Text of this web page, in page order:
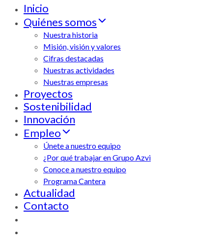
Inicio
Quiénes somos
Nuestra historia
Misión, visión y valores
Cifras destacadas
Nuestras actividades
Nuestras empresas
Proyectos
Sostenibilidad
Innovación
Empleo
Únete a nuestro equipo
¿Por qué trabajar en Grupo Azvi
Conoce a nuestro equipo
Programa Cantera
Actualidad
Contacto